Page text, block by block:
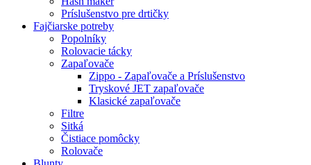
Príslušenstvo pre drtičky
Fajčiarske potreby
Popolníky
Rolovacie tácky
Zapaľovače
Zippo - Zapaľovače a Príslušenstvo
Tryskové JET zapaľovače
Klasické zapaľovače
Filtre
Sitká
Čistiace pomôcky
Rolovače